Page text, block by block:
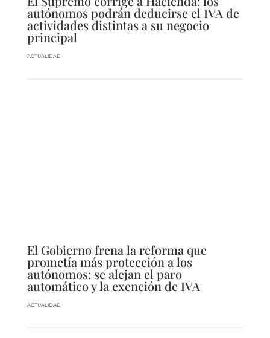
autónomos podrán deducirse el IVA de
actividades distintas a su negocio
principal
ACTUALIDAD
El Gobierno frena la reforma que
prometía más protección a los
autónomos: se alejan el paro
automático y la exención de IVA
ACTUALIDAD